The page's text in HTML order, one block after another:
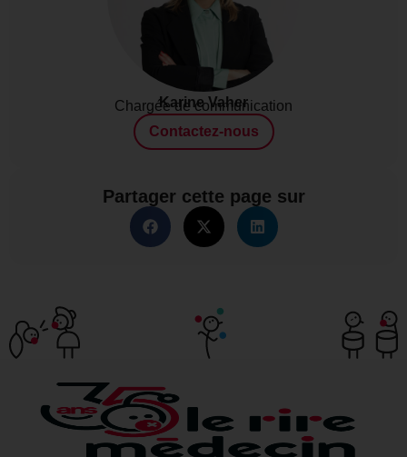
Karine Vaher
Chargée de communication
Contactez-nous
Partager cette page sur